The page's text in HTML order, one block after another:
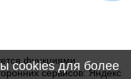
функциями
сервисов: Яндекс
cookies для более